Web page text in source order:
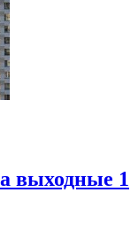
выходные 1